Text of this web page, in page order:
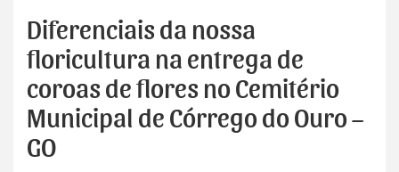
Diferenciais da nossa
floricultura na entrega de
coroas de flores no Cemitério
Municipal de Córrego do Ouro –
GO